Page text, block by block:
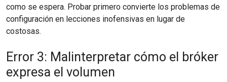
como se espera. Probar primero convierte los problemas de
configuración en lecciones inofensivas en lugar de
costosas.
Error 3: Malinterpretar cómo el bróker
expresa el volumen